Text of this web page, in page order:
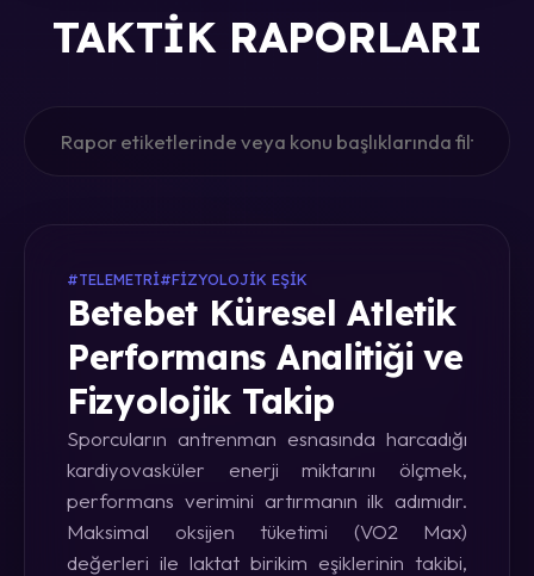
TAKTIK RAPORLARI
#TELEMETRI#FIZYOLOJIK EŞIK
Betebet Küresel Atletik
Performans Analitiği ve
Fizyolojik Takip
Sporcuların antrenman esnasında harcadığı
kardiyovasküler enerji miktarını ölçmek,
performans verimini artırmanın ilk adımıdır.
Maksimal oksijen tüketimi (VO2 Max)
değerleri ile laktat birikim eşiklerinin takibi,